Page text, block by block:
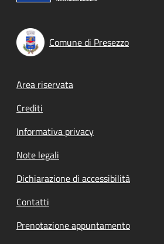
Comune di Presezzo
Footer menu
Area riservata
Crediti
Informativa privacy
Note legali
Dichiarazione di accessibilità
Contatti
Prenotazione appuntamento